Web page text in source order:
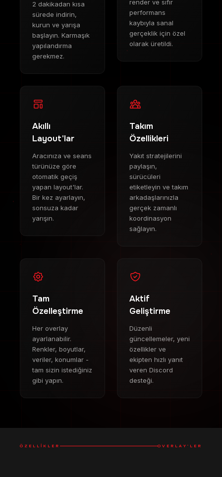
2 dakikadan kısa
sürede indirin,
kurun ve yarışa
başlayın. Karmaşık
yapılandırma
gerekmez.
render ve sıfır
performans
kaybıyla sanal
gerçeklik için özel
olarak üretildi.
Akıllı
Layout'lar
Aracınıza ve seans
türünüze göre
otomatik geçiş
yapan layout'lar.
Bir kez ayarlayın,
sonsuza kadar
yarışın.
Takım
Özellikleri
Yakıt stratejilerini
paylaşın,
sürücüleri
etiketleyin ve takım
arkadaşlarınızla
gerçek zamanlı
koordinasyon
sağlayın.
Tam
Özelleştirme
Her overlay
ayarlanabilir.
Renkler, boyutlar,
veriler, konumlar -
tam sizin istediğiniz
gibi yapın.
Aktif
Geliştirme
Düzenli
güncellemeler, yeni
özellikler ve
ekipten hızlı yanıt
veren Discord
desteği.
ÖZELLIKLER OVERLAY'LER